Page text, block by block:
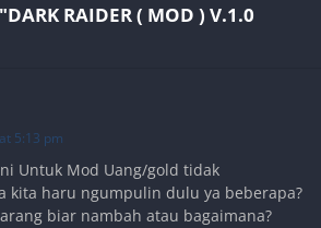
RAIDER ( MOD ) V.1.0
5:13 pm
Untuk Mod Uang/gold tidak
kita haru ngumpulin dulu ya beberapa?
biar nambah atau bagaimana?